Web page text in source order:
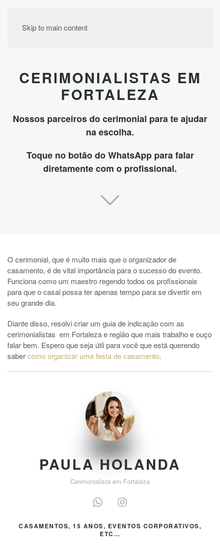
Skip to main content
CERIMONIALISTAS EM
FORTALEZA
Nossos parceiros do cerimonial para te ajudar
na escolha.
Toque no botão do WhatsApp para falar
diretamente com o profissional.
O cerimonial, que é muito mais que o organizador de
casamento, é de vital importância para o sucesso do evento.
Funciona como um maestro regendo todos os profissionais
para que o casal possa ter apenas tempo para se divertir em
seu grande dia.
Diante disso, resolvi criar um guia de indicação com as
cerimonialistas em Fortaleza e região que mais trabalho e ouço
falar bem. Espero que seja útil para você que está querendo
sabercomo organizar uma festa de casamento.
PAULA HOLANDA
Cerimonialista em Fortaleza
CASAMENTOS, 15 ANOS, EVENTOS CORPORATIVOS,
ETC…